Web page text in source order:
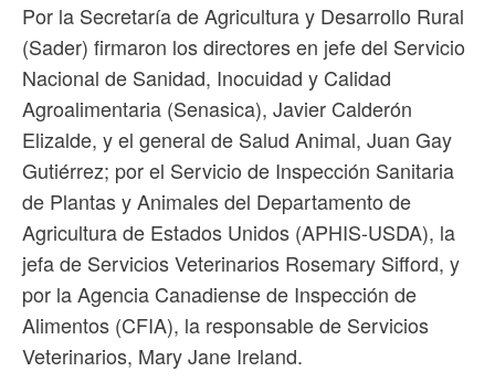
Por la Secretaría de Agricultura y Desarrollo Rural
(Sader) firmaron los directores en jefe del Servicio
Nacional de Sanidad, Inocuidad y Calidad
Agroalimentaria (Senasica), Javier Calderón
Elizalde, y el general de Salud Animal, Juan Gay
Gutiérrez; por el Servicio de Inspección Sanitaria
de Plantas y Animales del Departamento de
Agricultura de Estados Unidos (APHIS-USDA), la
jefa de Servicios Veterinarios Rosemary Sifford, y
por la Agencia Canadiense de Inspección de
Alimentos (CFIA), la responsable de Servicios
Veterinarios, Mary Jane Ireland.